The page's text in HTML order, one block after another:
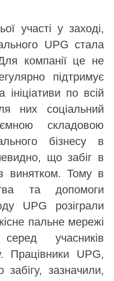
участі у заході,
UPG стала
компанії це не
підтримує
ініціативи по всій
них соціальний
складовою
бізнесу в
що забіг в
винятком. Тому в
та допомоги
UPG розіграли
пальне мережі
учасників
Працівники UPG,
зазначили,